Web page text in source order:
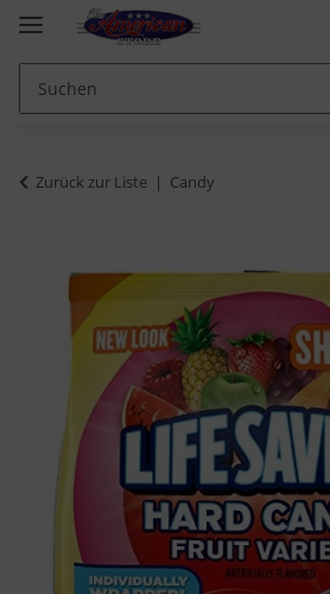
Zurück zur Liste Candy